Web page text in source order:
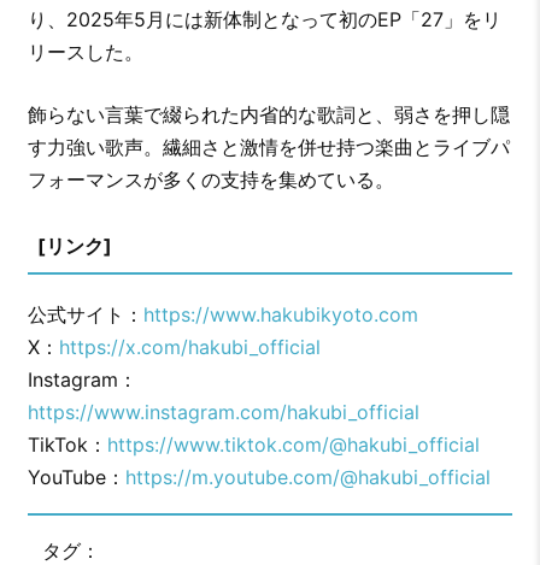
り、2025年5月には新体制となって初のEP「27」をリ
リースした。
飾らない言葉で綴られた内省的な歌詞と、弱さを押し隠
す力強い歌声。繊細さと激情を併せ持つ楽曲とライブパ
フォーマンスが多くの支持を集めている。
[リンク]
公式サイト： https://www.hakubikyoto.com
X： https://x.com/hakubi_official
Instagram：
https://www.instagram.com/hakubi_official
TikTok： https://www.tiktok.com/@hakubi_official
YouTube： https://m.youtube.com/@hakubi_official
タグ：